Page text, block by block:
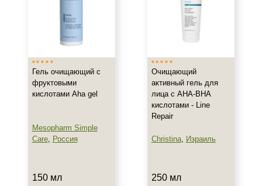
Обновление клеток
Ровный тон
Показать еще
Область применения
Лицо
Объём
Гель очищающий с
фруктовыми
кислотами Aha gel
Mesopharm Simple
Care, Россия
150 мл
Очищающий
активный гель для
лица с AHA-BHA
кислотами - Line
Repair
Christina, Израиль
250 мл